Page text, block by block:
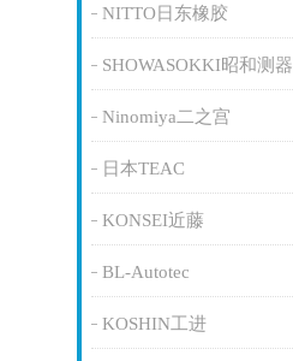
NITTO日东橡胶
SHOWASOKKI昭和测器
Ninomiya二之宫
日本TEAC
KONSEI近藤
BL-Autotec
KOSHIN工进